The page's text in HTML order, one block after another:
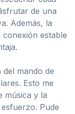
de una
Además, la
estable
mando de
Esto me
música y la
Pude